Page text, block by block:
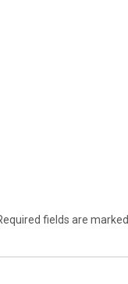
fields are marked